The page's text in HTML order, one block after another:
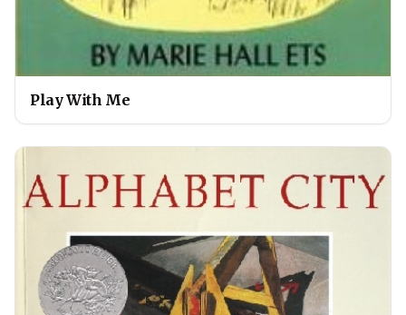
Play With Me